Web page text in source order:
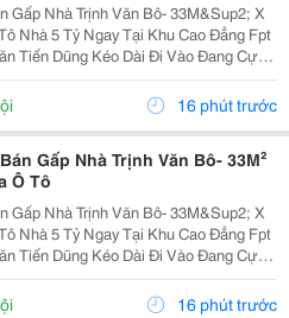
Gấp Nhà Trịnh Văn Bô- 33M&Sup2; X
Nhà 5 Tỷ Ngay Tại Khu Cao Đẳng Fpt
Tiến Dũng Kéo Dài Đi Vào Đang Cực
Lại Có 5 Tầng, Gần Ô Tô, Gần Phố Và
16 phút trước
Gấp Nhà Trịnh Văn Bô- 33M²
Ô Tô
Gấp Nhà Trịnh Văn Bô- 33M&Sup2; X
Nhà 5 Tỷ Ngay Tại Khu Cao Đẳng Fpt
Tiến Dũng Kéo Dài Đi Vào Đang Cực
Lại Có 5 Tầng, Gần Ô Tô, Gần Phố Và
16 phút trước